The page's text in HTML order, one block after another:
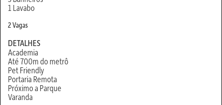
1 Lavabo
2 Vagas
DETALHES
Academia
Até 700m do metrô
Pet Friendly
Portaria Remota
Próximo a Parque
Varanda